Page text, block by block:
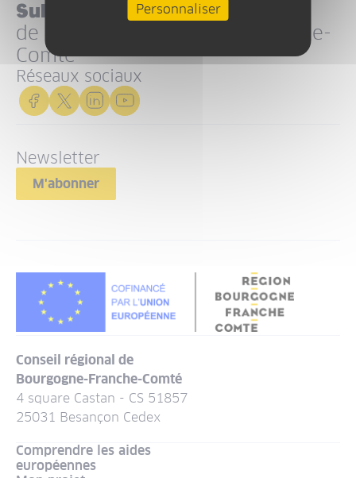
Suivez l’actualité
de la Région Bourgogne-Franche-
Comté
Réseaux sociaux
Newsletter
M'abonner
Conseil régional de
Bourgogne-Franche-Comté
4 square Castan - CS 51857
25031 Besançon Cedex
Comprendre les aides
européennes
Personnaliser